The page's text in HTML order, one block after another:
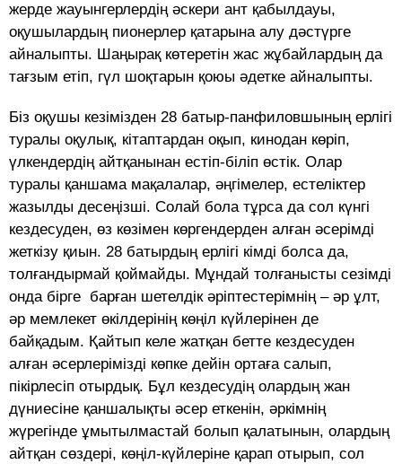
жерде жауынгерлердің әскери ант қабылдауы,
оқушылардың пионерлер қатарына алу дәстүрге
айналыпты. Шаңырақ көтеретін жас жұбайлардың да
тағзым етіп, гүл шоқтарын қоюы әдетке айналыпты.
Біз оқушы кезімізден 28 батыр-панфиловшының ерлігі
туралы оқулық, кітаптардан оқып, кинодан көріп,
үлкендердің айтқанынан естіп-біліп өстік. Олар
туралы қаншама мақалалар, әңгімелер, естеліктер
жазылды десеңізші. Солай бола тұрса да сол күнгі
кездесуден, өз көзімен көргендерден алған әсерімді
жеткізу қиын. 28 батырдың ерлігі кімді болса да,
толғандырмай қоймайды. Мұндай толғанысты сезімді
онда бірге барған шетелдік әріптестерімнің – әр ұлт,
әр мемлекет өкілдерінің көңіл күйлерінен де
байқадым. Қайтып келе жатқан бетте кездесуден
алған әсерлерімізді көпке дейін ортаға салып,
пікірлесіп отырдық. Бұл кездесудің олардың жан
дүниесіне қаншалықты әсер еткенін, әркімнің
жүрегінде ұмытылмастай болып қалатынын, олардың
айтқан сөздері, көңіл-күйлеріне қарап отырып, сол